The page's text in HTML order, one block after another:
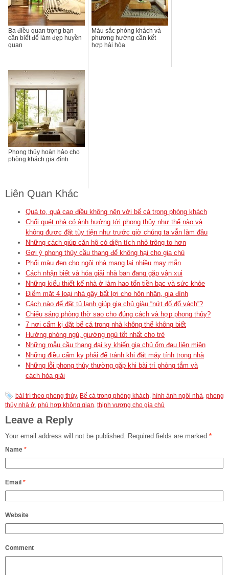
Ba điều quan trọng bạn
cần biết để làm đẹp huyền
quan
Màu sắc phòng khách và
phương hướng cần kết
hợp hài hòa
Phong thủy hoàn hảo cho
phòng khách gia đình
Liên Quan Khác
Quá to, quá cao điều không nên với bể cá trong phòng khách
Chổi quét nhà có ảnh hưởng tới phong thủy như thế nào và
không được đặt tùy tiện như trước giờ chúng ta vẫn làm đâu
Những cách giúp căn hộ có diện tích nhỏ trông to hơn
Gợi ý phong thủy cầu thang để không hại cho gia chủ
Phối màu đen cho ngôi nhà mang lại nhiều may mắn
Cách nhận biết và hóa giải nhà bạn đang gặp vận xui
Những kiểu thiết kế nhà ở làm hao tổn tiền bạc và sức khỏe
Điểm mặt 4 loại nhà gây bất lợi cho hôn nhân, gia đình
Cách nào để đặt tủ lạnh giúp gia chủ giàu “nứt đố đổ vách”?
Chiếu sáng phòng thờ sao cho đúng cách và hợp phong thủy?
7 nơi cấm kị đặt bể cá trong nhà không thể không biết
Hướng phòng ngủ, giường ngủ tốt nhất cho trẻ
Những mẫu cầu thang đại kỵ khiến gia chủ ốm đau liên miên
Những điều cấm kỵ phải để tránh khi đặt máy tính trong nhà
Những lỗi phong thủy thường gặp khi bài trí phòng tắm và
cách hóa giải
bài trí theo phong thủy, Bể cá trong phòng khách hình ảnh ngôi nhà phong
thủy nhà ở phù hợp không gian thịnh vượng cho gia chủ
Leave a Reply
Your email address will not be published. Required fields are marked *
Name *
Email *
Website
Comment